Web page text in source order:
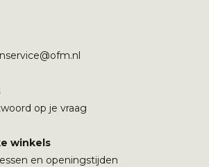
op je vraag
winkels
en openingstijden